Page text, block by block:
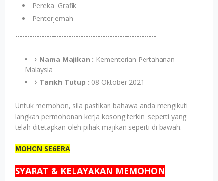
Pereka Grafik
Penterjemah
----------------------------------------------------------
Nama Majikan : Kementerian Pertahanan
Malaysia
Tarikh Tutup : 08 Oktober 2021
Untuk memohon, sila pastikan bahawa anda mengikuti
langkah permohonan kerja kosong terkini seperti yang
telah ditetapkan oleh pihak majikan seperti di bawah.
MOHON SEGERA
SYARAT & KELAYAKAN MEMOHON